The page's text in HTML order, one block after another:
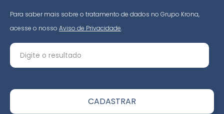
Para saber mais sobre o tratamento de dados no Grupo Krona,
acesse o nosso Aviso de Privacidade.